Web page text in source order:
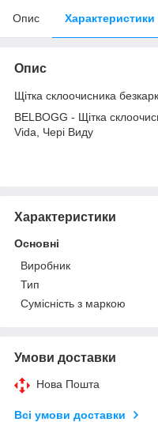
Опис Характеристики
Опис
Щітка склоочисника
BELBOGG - Щітка
Vida, Чері Виду
Характеристики
Основні
Виробник
Тип
Сумісність з маркою
Умови доставки
Нова Пошта
Всі умови доставки